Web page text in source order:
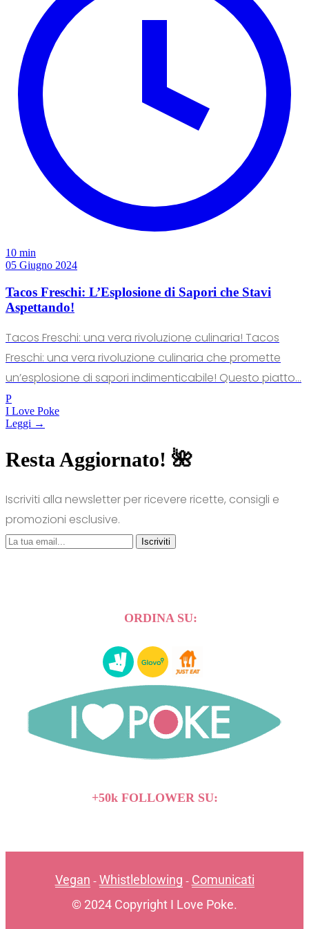
10 min
05 Giugno 2024
Tacos Freschi: L’Esplosione di Sapori che Stavi
Aspettando!
Tacos Freschi: una vera rivoluzione culinaria! Tacos
Freschi: una vera rivoluzione culinaria che promette
un’esplosione di sapori indimenticabile! Questo piatto...
P
I Love Poke
Leggi →
Resta Aggiornato! 🌺
Iscriviti alla newsletter per ricevere ricette, consigli e
promozioni esclusive.
Iscriviti
ORDINA SU:
+50k FOLLOWER SU:
Vegan - Whistleblowing - Comunicati
© 2024 Copyright I Love Poke.